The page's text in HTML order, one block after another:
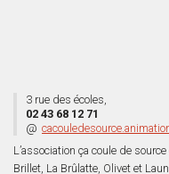
3 rue des écoles,
02 43 68 12 71
@
L’association ça coule de
Brillet, La Brûlatte, Olivet et